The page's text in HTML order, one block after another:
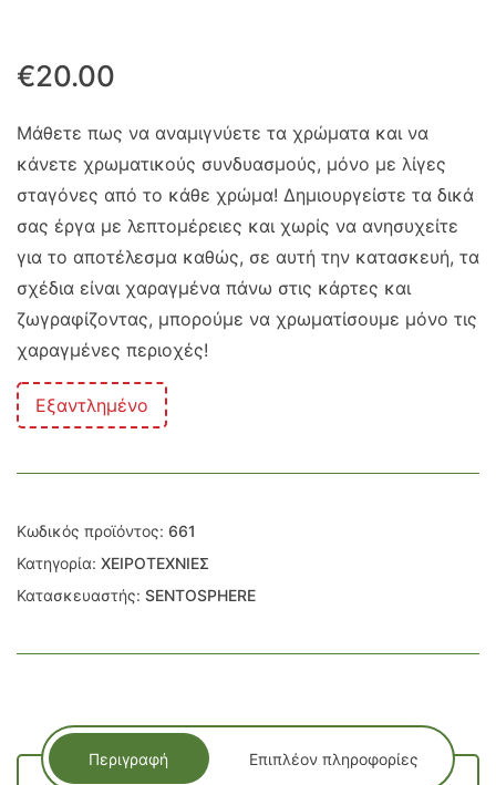
€20.00
Μάθετε πως να αναμιγνύετε τα χρώματα και να
κάνετε χρωματικούς συνδυασμούς, μόνο με λίγες
σταγόνες από το κάθε χρώμα! Δημιουργείστε τα δικά
σας έργα με λεπτομέρειες και χωρίς να ανησυχείτε
για το αποτέλεσμα καθώς, σε αυτή την κατασκευή, τα
σχέδια είναι χαραγμένα πάνω στις κάρτες και
ζωγραφίζοντας, μπορούμε να χρωματίσουμε μόνο τις
χαραγμένες περιοχές!
Εξαντλημένο
Κωδικός προϊόντος: 661
Κατηγορία: ΧΕΙΡΟΤΕΧΝΙΕΣ
Κατασκευαστής: SENTOSPHERE
Περιγραφή Επιπλέον πληροφορίες